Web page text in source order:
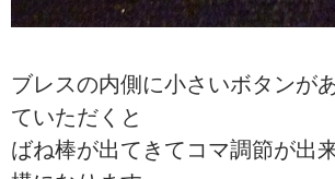
ブレスの内側に小さいボタンが
ていただくと
ばね棒が出てきてコマ調節が出